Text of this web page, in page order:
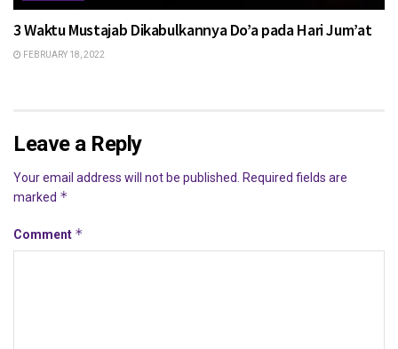
3 Waktu Mustajab Dikabulkannya Do’a pada Hari Jum’at
FEBRUARY 18, 2022
Leave a Reply
Your email address will not be published.
Required fields are
marked *
Comment *